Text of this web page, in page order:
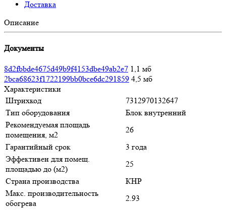
Доставка
Описание
Документы
8d2fbbde4675d49b9f4153dbe49ab2e7 1,1 мб
2bca68623f1722199bb0bce6dc291859 4,5 мб
Характеристики
Штрихкод
7312970132647
Тип оборудования
Блок внутренний
Рекомендуемая площадь
помещения, м2
26
Гарантийный срок
3 года
Эффективен для помещ.
площадью до (м2)
25
Страна производства
КНР
Макс. производительность
обогрева
2.93